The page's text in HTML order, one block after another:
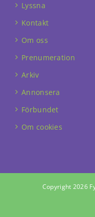
Lyssna
Kontakt
Om oss
Prenumeration
Arkiv
Annonsera
Förbundet
Om cookies
Copyright 2026